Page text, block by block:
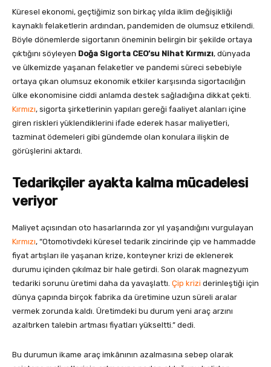
Küresel ekonomi, geçtiğimiz son birkaç yılda iklim değişikliği
kaynaklı felaketlerin ardından, pandemiden de olumsuz etkilendi.
Böyle dönemlerde sigortanın öneminin belirgin bir şekilde ortaya
çıktığını söyleyen Doğa Sigorta CEO’su Nihat Kırmızı, dünyada
ve ülkemizde yaşanan felaketler ve pandemi süreci sebebiyle
ortaya çıkan olumsuz ekonomik etkiler karşısında sigortacılığın
ülke ekonomisine ciddi anlamda destek sağladığına dikkat çekti.
Kırmızı, sigorta şirketlerinin yapıları gereği faaliyet alanları içine
giren riskleri yüklendiklerini ifade ederek hasar maliyetleri,
tazminat ödemeleri gibi gündemde olan konulara ilişkin de
görüşlerini aktardı.
Tedarikçiler ayakta kalma mücadelesi
veriyor
Maliyet açısından oto hasarlarında zor yıl yaşandığını vurgulayan
Kırmızı, “Otomotivdeki küresel tedarik zincirinde çip ve hammadde
fiyat artışları ile yaşanan krize, konteyner krizi de eklenerek
durumu içinden çıkılmaz bir hale getirdi. Son olarak magnezyum
tedariki sorunu üretimi daha da yavaşlattı. Çip krizi derinleştiği için
dünya çapında birçok fabrika da üretimine uzun süreli aralar
vermek zorunda kaldı. Üretimdeki bu durum yeni araç arzını
azaltırken talebin artması fiyatları yükseltti.” dedi.
Bu durumun ikame araç imkânının azalmasına sebep olarak